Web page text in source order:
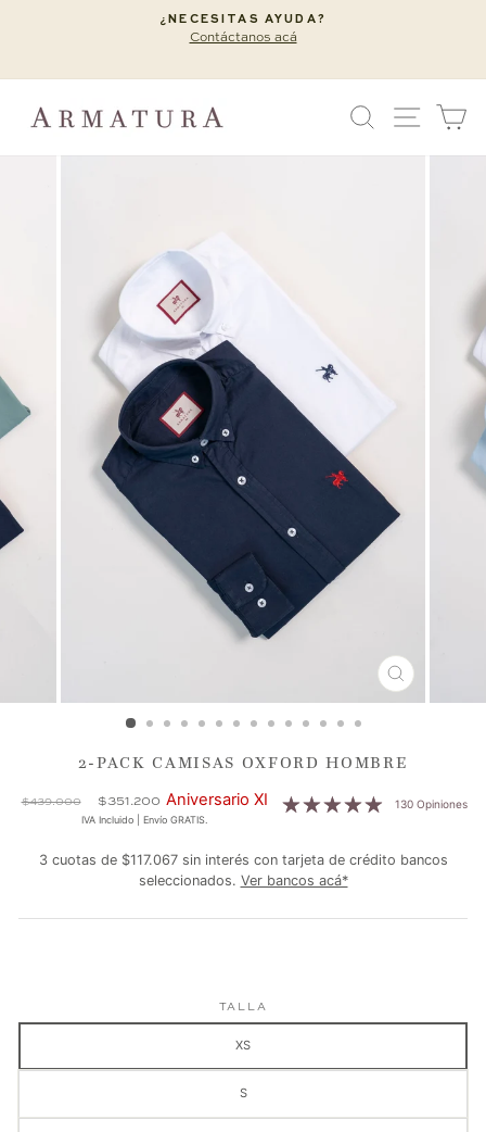
contenido
diapositivas
¿NECESITAS AYUDA?
Contáctanos acá
BUSCAR
CERRAR
(ESC)
2-PACK CAMISAS OXFORD HOMBRE
130 Opiniones
Precio
$439.000
Precio
de
$351.200 Aniversario XI
IVA Incluido | Envío GRATIS.
3 cuotas de $117.067 sin interés con tarjeta de crédito bancos
seleccionados. Ver bancos acá*
TALLA
XS
S